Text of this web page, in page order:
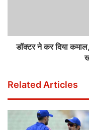
डॉक्‍टर ने कर द‍िया
Related Articles